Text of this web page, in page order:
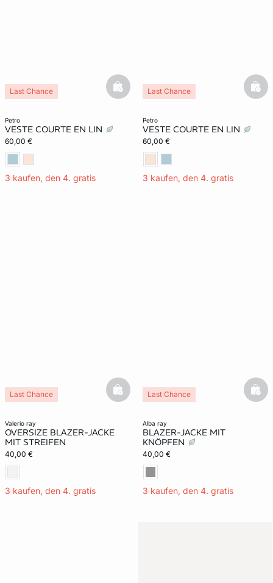
petro
VESTE COURTE EN LIN
60,00 €
3 kaufen, den 4. gratis
Last Chance basketfull
petro
VESTE COURTE EN LIN
60,00 €
3 kaufen, den 4. gratis
Last Chance
valerio ray
OVERSIZE BLAZER-JACKE
MIT STREIFEN
40,00 €
3 kaufen, den 4. gratis
Last Chance basketfull
alba ray
BLAZER-JACKE MIT
KNÖPFEN
40,00 €
3 kaufen, den 4. gratis
Last Chance